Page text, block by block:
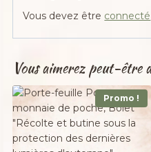
Vous devez être connecté
Vous aimerez peut-être
Promo !